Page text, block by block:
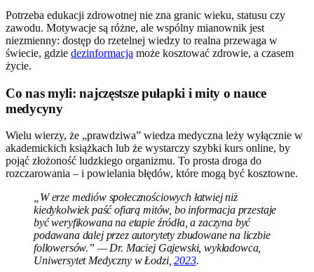
Potrzeba edukacji zdrowotnej nie zna granic wieku, statusu czy
zawodu. Motywacje są różne, ale wspólny mianownik jest
niezmienny: dostęp do rzetelnej wiedzy to realna przewaga w
świecie, gdzie dezinformacja może kosztować zdrowie, a czasem
życie.
Co nas myli: najczęstsze pułapki i mity o nauce
medycyny
Wielu wierzy, że „prawdziwa” wiedza medyczna leży wyłącznie w
akademickich książkach lub że wystarczy szybki kurs online, by
pojąć złożoność ludzkiego organizmu. To prosta droga do
rozczarowania – i powielania błędów, które mogą być kosztowne.
„W erze mediów społecznościowych łatwiej niż
kiedykolwiek paść ofiarą mitów, bo informacja przestaje
być weryfikowana na etapie źródła, a zaczyna być
podawana dalej przez autorytety zbudowane na liczbie
followersów.” — Dr. Maciej Gajewski, wykładowca,
Uniwersytet Medyczny w Łodzi,2023.